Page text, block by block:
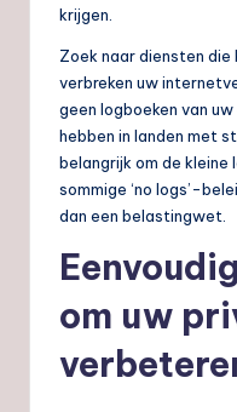
krijgen.
Zoek naar diensten
verbreken uw
geen logboeken van
hebben in landen met
belangrijk om de
sommige ‘no logs’-
dan een belastingwet.
om uw